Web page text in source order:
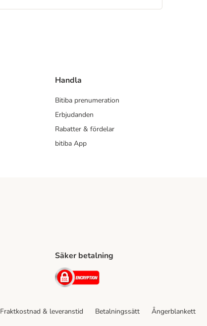
Handla
Bitiba prenumeration
Erbjudanden
Rabatter & fördelar
bitiba App
Säker betalning
Security
Fraktkostnad & leveranstid Betalningssätt Ångerblankett